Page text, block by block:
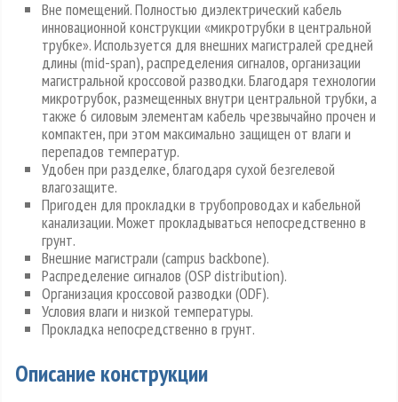
Вне помещений. Полностью диэлектрический кабель
инновационной конструкции «микротрубки в центральной
трубке». Используется для внешних магистралей средней
длины (mid-span), распределения сигналов, организации
магистральной кроссовой разводки. Благодаря технологии
микротрубок, размещенных внутри центральной трубки, а
также 6 силовым элементам кабель чрезвычайно прочен и
компактен, при этом максимально защищен от влаги и
перепадов температур.
Удобен при разделке, благодаря сухой безгелевой
влагозащите.
Пригоден для прокладки в трубопроводах и кабельной
канализации. Может прокладываться непосредственно в
грунт.
Внешние магистрали (campus backbone).
Распределение сигналов (OSP distribution).
Организация кроссовой разводки (ODF).
Условия влаги и низкой температуры.
Прокладка непосредственно в грунт.
Описание конструкции